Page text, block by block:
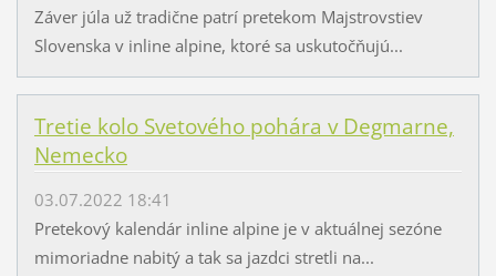
Záver júla už tradične patrí pretekom Majstrovstiev
Slovenska v inline alpine, ktoré sa uskutočňujú...
Tretie kolo Svetového pohára v Degmarne,
Nemecko
03.07.2022 18:41
Pretekový kalendár inline alpine je v aktuálnej sezóne
mimoriadne nabitý a tak sa jazdci stretli na...